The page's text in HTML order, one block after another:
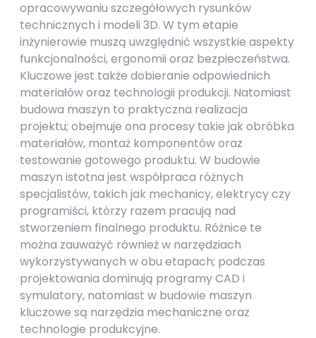
opracowywaniu szczegółowych rysunków
technicznych i modeli 3D. W tym etapie
inżynierowie muszą uwzględnić wszystkie aspekty
funkcjonalności, ergonomii oraz bezpieczeństwa.
Kluczowe jest także dobieranie odpowiednich
materiałów oraz technologii produkcji. Natomiast
budowa maszyn to praktyczna realizacja
projektu; obejmuje ona procesy takie jak obróbka
materiałów, montaż komponentów oraz
testowanie gotowego produktu. W budowie
maszyn istotna jest współpraca różnych
specjalistów, takich jak mechanicy, elektrycy czy
programiści, którzy razem pracują nad
stworzeniem finalnego produktu. Różnice te
można zauważyć również w narzędziach
wykorzystywanych w obu etapach; podczas
projektowania dominują programy CAD i
symulatory, natomiast w budowie maszyn
kluczowe są narzędzia mechaniczne oraz
technologie produkcyjne.